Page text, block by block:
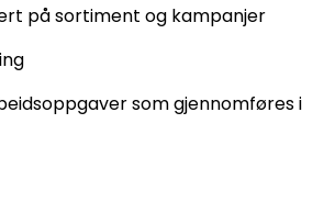
på sortiment og kampanjer
som gjennomføres i